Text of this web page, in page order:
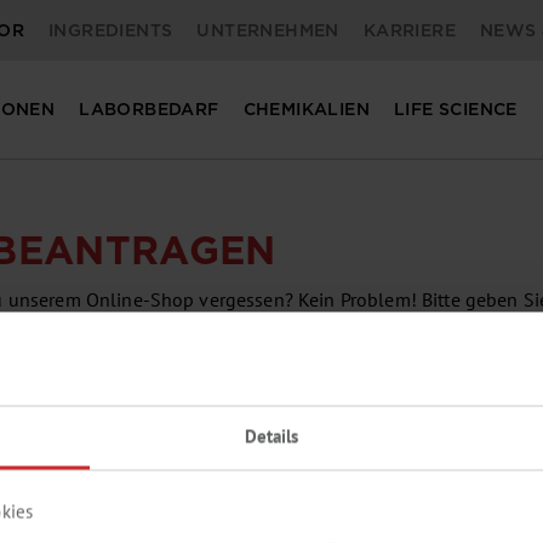
Details
INGREDIENTS UNTERNEHMEN KARRIERE NEWS
LABORBEDARF CHEMIKALIEN LIFE SCIENCE
Online-Shop vergessen? Kein Problem! Bitte geben
E-Mail mit einem Link zum Zurücksetzen des Passwortes.